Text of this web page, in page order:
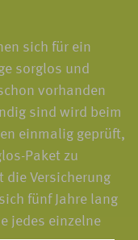
sich für ein
sorglos und
vorhanden
sind wird beim
einmalig geprüft,
Paket zu
die Versicherung
fünf Jahre lang
jedes einzelne